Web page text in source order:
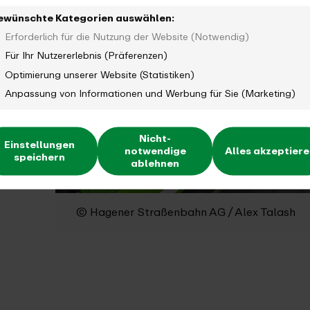
Kategorien auswählen:
Erforderlich für die Nutzung der Website (Notwendig)
Für Ihr Nutzererlebnis (Präferenzen)
Optimierung unserer Website (Statistiken)
Anpassung von Informationen und Werbung für Sie (Marketing)
Einstellungen
speichern
Nicht-
notwendige
ablehnen
Alles
© Hagener Straßenbahn AG / Alex Talash